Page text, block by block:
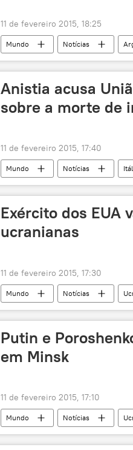
11 de fevereiro 2015, 18:25
Mundo Notícias
guerra de sanções entre Rússia e
Anistia acusa
sobre a morte de
11 de fevereiro 2015, 17:40
Mundo Notícias
União Europeia
Exército dos EUA
ucranianas
11 de fevereiro 2015, 17:30
Mundo Notícias
EUA
Putin e
em Minsk
11 de fevereiro 2015, 17:10
Mundo Notícias
Pyotr Poroshenko
reunião